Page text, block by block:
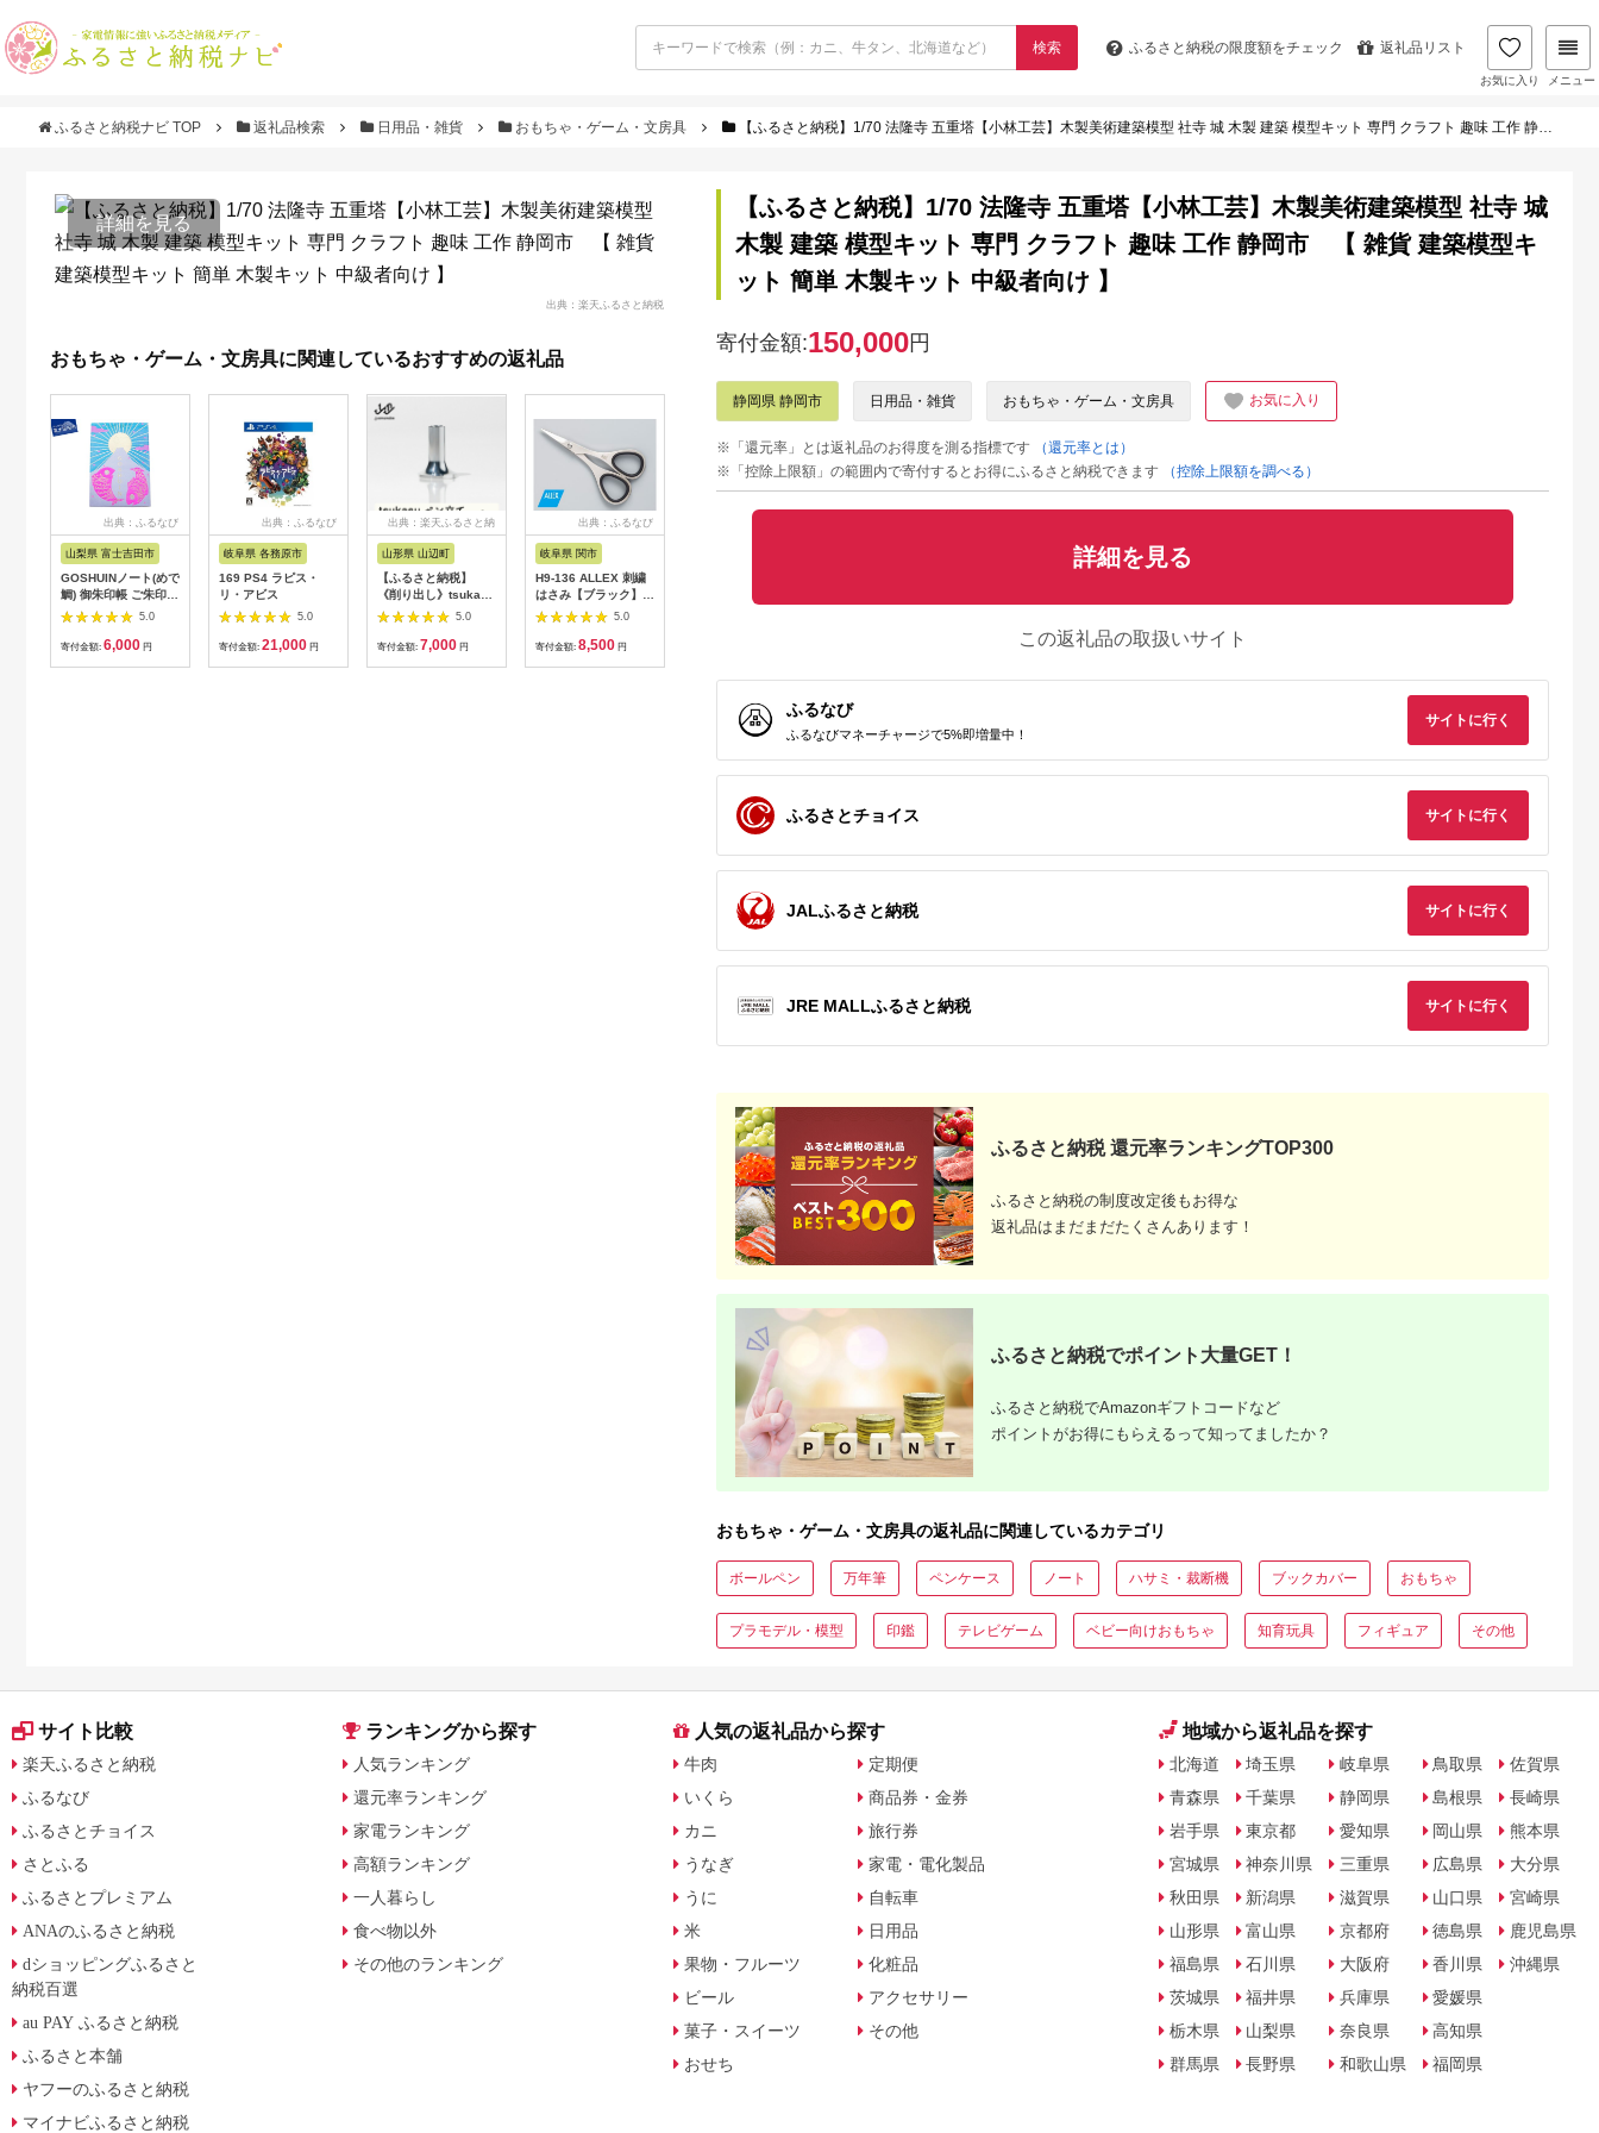
検索 ふるさと納税の限度額をチェック 返礼品リスト
お気に入り メニュー
ふるさと納税ナビ TOP 返礼品検索 日用品・雑貨 おもちゃ・ゲーム・文房具 【ふるさと納税】1/70 法隆寺 五重塔【小林工芸】木製美術建築模型 社寺 城 木製 建築 模型キット 専門 クラフト 趣味 工作 静岡市 【 雑貨 建築模型キット 簡単 木製キット 中級者向け 】
詳細を見る
出典：楽天ふるさと納税
おもちゃ・ゲーム・文房具に関連しているおすすめの返礼品
出典：ふるなび
山梨県 富士吉田市
GOSHUINノート(めで
鯛) 御朱印帳 ご朱印
神社 お寺 おしゃれ 旅
行 雑貨 小物 機織り
手製本
5.0
寄付金額: 6,000 円
出典：ふるなび
岐阜県 各務原市
169 PS4 ラピス・
リ・アビス
5.0
寄付金額: 21,000 円
出典：楽天ふるさと納
山形県 山辺町
【ふるさと納税】
《削り出し》tsukasu
ペン立て（アルミ製）
送料無料 F20A-956
5.0
寄付金額: 7,000 円
出典：ふるなび
岐阜県 関市
H9-136 ALLEX 刺繍
はさみ【ブラック】
（CD-110 11055B）
5.0
寄付金額: 8,500 円
用 贈答品 贈答用 お祝
ゼント おすすめ 人気
パステル アート 色 絵
具 画材 絵画 アート
文具 ハンドメイド 手
づくり 最高級 高級 ロ
メーカー 趣味 癒し セ
ラピー 日本初 ドール
茨城県 小美玉市
寄付金額:11,000円
京都 府京都市
京都 ホビーショップ
道 完成品 人気 おすす
寄付金額: 140,000
【ふるさと納税】1/70 法隆寺 五重塔【小林工芸】木製美術建築模型 社寺 城
木製 建築 模型キット 専門 クラフト 趣味 工作 静岡市 【 雑貨 建築模型キ
ット 簡単 木製キット 中級者向け 】
寄付金額:150,000円
静岡県 静岡市 日用品・雑貨 おもちゃ・ゲーム・文房具 お気に入り
※「還元率」とは返礼品のお得度を測る指標です
（還元率とは）
※「控除上限額」の範囲内で寄付するとお得にふるさと納税できます
（控除上限額を調べる）
詳細を見る
この返礼品の取扱いサイト
ふるなび
ふるなびマネーチャージで5%即増量中！
サイトに行く
ふるさとチョイス サイトに行く
JALふるさと納税 サイトに行く
JRE MALLふるさと納税 サイトに行く
ふるさと納税 還元率ランキングTOP300
ふるさと納税の制度改定後もお得な
返礼品はまだまだたくさんあります！
ふるさと納税でポイント大量GET！
ふるさと納税でAmazonギフトコードなど
ポイントがお得にもらえるって知ってましたか？
おもちゃ・ゲーム・文房具の返礼品に関連しているカテゴリ
ボールペン 万年筆 ペンケース ノート ハサミ・裁断機 ブックカバー おもちゃ
プラモデル・模型 印鑑 テレビゲーム ベビー向けおもちゃ 知育玩具 フィギュア その他
サイト比較
楽天ふるさと納税
ふるなび
ふるさとチョイス
さとふる
ふるさとプレミアム
ANAのふるさと納税
dショッピングふるさと
納税百選
au PAY ふるさと納税
ふるさと本舗
ヤフーのふるさと納税
マイナビふるさと納税
ランキングから探す
人気ランキング
還元率ランキング
家電ランキング
高額ランキング
一人暮らし
食べ物以外
その他のランキング
人気の返礼品から探す
牛肉
いくら
カニ
うなぎ
うに
米
果物・フルーツ
ビール
菓子・スイーツ
おせち
定期便
商品券・金券
旅行券
家電・電化製品
自転車
日用品
化粧品
アクセサリー
その他
地域から返礼品を探す
北海道
青森県
岩手県
宮城県
秋田県
山形県
福島県
茨城県
栃木県
群馬県
埼玉県
千葉県
東京都
神奈川県
新潟県
富山県
石川県
福井県
山梨県
長野県
岐阜県
静岡県
愛知県
三重県
滋賀県
京都府
大阪府
兵庫県
奈良県
和歌山県
鳥取県
島根県
岡山県
広島県
山口県
徳島県
香川県
愛媛県
高知県
福岡県
佐賀県
長崎県
熊本県
大分県
宮崎県
鹿児島県
沖縄県